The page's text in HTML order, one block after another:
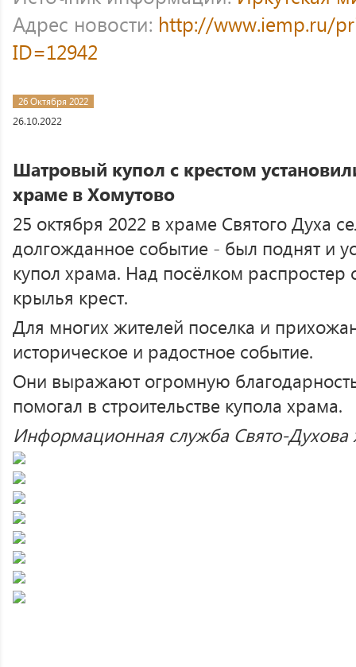
Адрес новости: http://www.iemp.ru/
ID=12942
26 Октября 2022
26.10.2022
Шатровый купол с крестом
храме в Хомутово
25 октября 2022 в храме Святого Духа
долгожданное событие - был поднят и
купол храма. Над посёлком
крылья крест.
Для многих жителей поселка и
историческое и радостное событие.
Они выражают огромную
помогал в строительстве купола храма.
Информационная служба Свято-Духова